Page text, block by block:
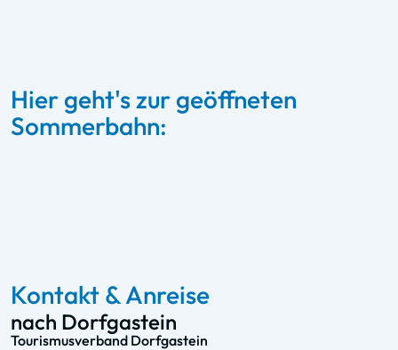
Hier geht's zur geöffneten
Sommerbahn:
Kontakt & Anreise
nach Dorfgastein
Tourismusverband Dorfgastein